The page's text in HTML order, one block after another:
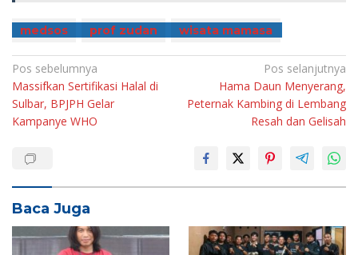
medsos prof zudan wisata mamasa
Navigasi
pos
Pos sebelumnya
Massifkan Sertifikasi Halal di
Sulbar, BPJPH Gelar
Kampanye WHO
Pos selanjutnya
Hama Daun Menyerang,
Peternak Kambing di Lembang
Resah dan Gelisah
Baca Juga